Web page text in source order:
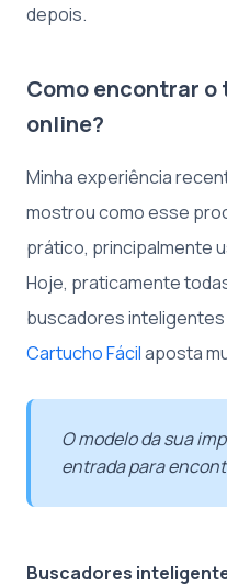
depois.
Como encontrar o
online?
Minha experiência
mostrou como esse
prático, principalmente
Hoje, praticamente
buscadores
Cartucho Fácilaposta
O modelo da sua
entrada para
Buscadores